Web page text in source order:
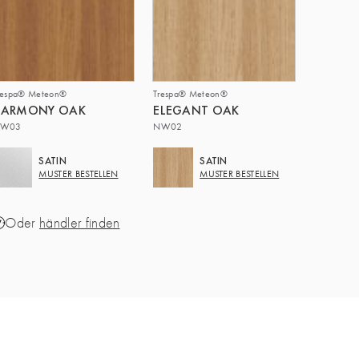
Meteon®
OAK
SATIN
MUSTER BESTELLEN
Trespa® Meteon®
ELEGANT OAK
NW02
SATIN
MUSTER BESTELLEN
Oder händler finden